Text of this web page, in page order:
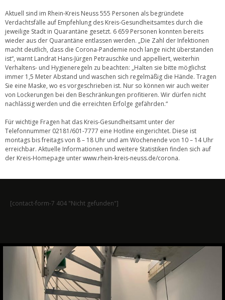
Aktuell sind im Rhein-Kreis Neuss 555 Personen als begründete
Verdachtsfälle auf Empfehlung des Kreis-Gesundheitsamtes durch die
jeweilige Stadt in Quarantäne gesetzt. 6 659 Personen konnten bereits
wieder aus der Quarantäne entlassen werden. „Die Zahl der Infektionen
macht deutlich, dass die Corona-Pandemie noch lange nicht überstanden
ist“, warnt Landrat Hans-Jürgen Petrauschke und appelliert, weiterhin
Verhaltens- und Hygieneregeln zu beachten: „Halten sie bitte möglichst
immer 1,5 Meter Abstand und waschen sich regelmäßig die Hände. Tragen
Sie eine Maske, wo es vorgeschrieben ist. Nur so können wir auch weiter
von Lockerungen bei den Beschränkungen profitieren. Wir dürfen nicht
nachlässig werden und die erreichten Erfolge gefährden.“
Für wichtige Fragen hat das Kreis-Gesundheitsamt unter der
Telefonnummer 02181/601-7777 eine Hotline eingerichtet. Diese ist
montags bis freitags von 8 – 18 Uhr und am Wochenende von 10 – 14 Uhr
erreichbar. Aktuelle Informationen und weitere Statistiken finden sich auf
der Kreis-Homepage unterwww.rhein-kreis-neuss.de/corona.
[contact-form-7 404 "Nicht gefunden"]